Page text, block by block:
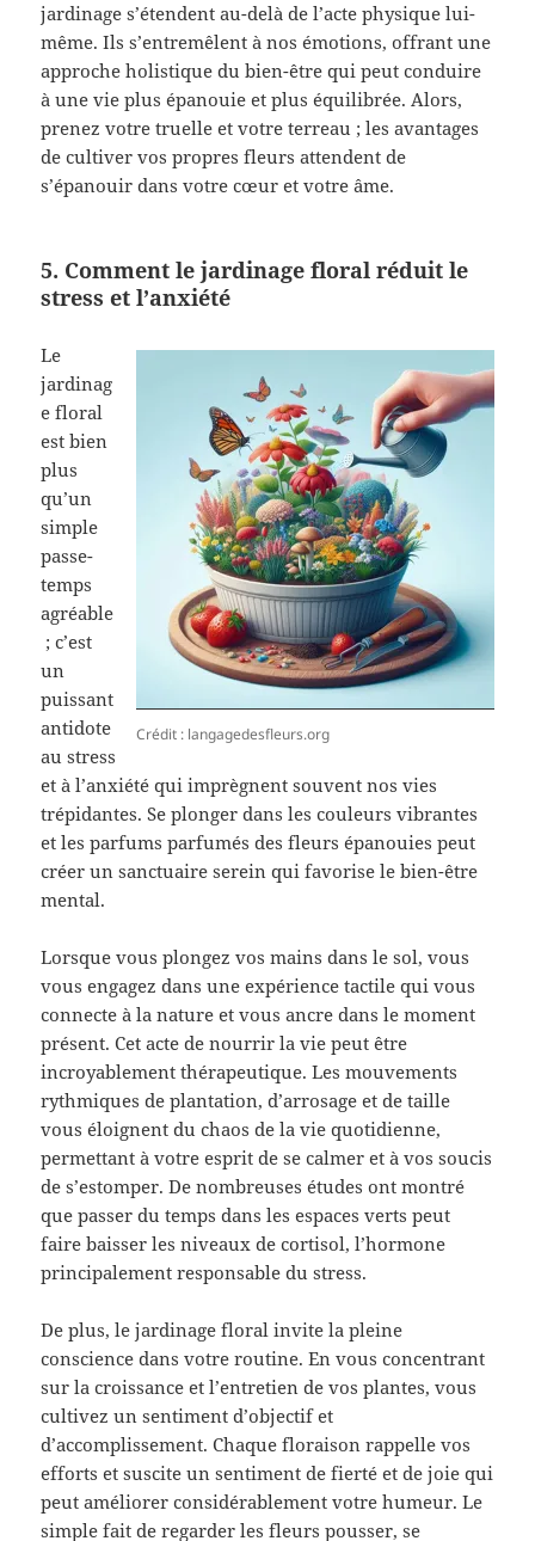
jardinage s’étendent au-delà de l’acte physique lui-
même. Ils s’entremêlent à nos émotions, offrant une
approche holistique du bien-être qui peut conduire
à une vie plus épanouie et plus équilibrée. Alors,
prenez votre truelle et votre terreau ; les avantages
de cultiver vos propres fleurs attendent de
s’épanouir dans votre cœur et votre âme.
5. Comment le jardinage floral réduit le
stress et l’anxiété
Crédit : langagedesfleurs.org
Le
jardinag
e floral
est bien
plus
qu’un
simple
passe-
temps
agréable
; c’est
un
puissant
antidote
au stress
et à l’anxiété qui imprègnent souvent nos vies
trépidantes. Se plonger dans les couleurs vibrantes
et les parfums parfumés des fleurs épanouies peut
créer un sanctuaire serein qui favorise le bien-être
mental.
Lorsque vous plongez vos mains dans le sol, vous
vous engagez dans une expérience tactile qui vous
connecte à la nature et vous ancre dans le moment
présent. Cet acte de nourrir la vie peut être
incroyablement thérapeutique. Les mouvements
rythmiques de plantation, d’arrosage et de taille
vous éloignent du chaos de la vie quotidienne,
permettant à votre esprit de se calmer et à vos soucis
de s’estomper. De nombreuses études ont montré
que passer du temps dans les espaces verts peut
faire baisser les niveaux de cortisol, l’hormone
principalement responsable du stress.
De plus, le jardinage floral invite la pleine
conscience dans votre routine. En vous concentrant
sur la croissance et l’entretien de vos plantes, vous
cultivez un sentiment d’objectif et
d’accomplissement. Chaque floraison rappelle vos
efforts et suscite un sentiment de fierté et de joie qui
peut améliorer considérablement votre humeur. Le
simple fait de regarder les fleurs pousser, se